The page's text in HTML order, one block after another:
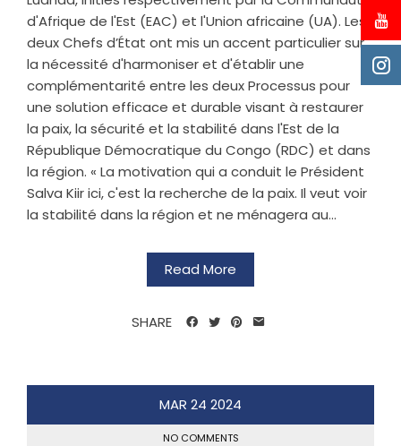
d'Afrique de l'Est (EAC) et l'Union africaine (UA). Les
deux Chefs d’État ont mis un accent particulier sur
la nécessité d'harmoniser et d'établir une
complémentarité entre les deux Processus pour
une solution efficace et durable visant à restaurer
la paix, la sécurité et la stabilité dans l'Est de la
République Démocratique du Congo (RDC) et dans
la région. « La motivation qui a conduit le Président
Salva Kiir ici, c'est la recherche de la paix. Il veut voir
la stabilité dans la région et ne ménagera au...
Read More
SHARE
MAR 24 2024
NO COMMENTS